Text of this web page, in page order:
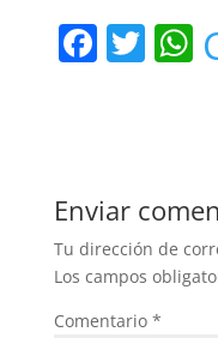
F
b
o
o
k
T
A
p
p
Enviar
Tu dirección de
Los campos
Comentario *